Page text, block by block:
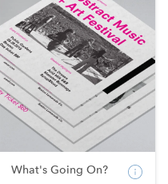
What's Going On?